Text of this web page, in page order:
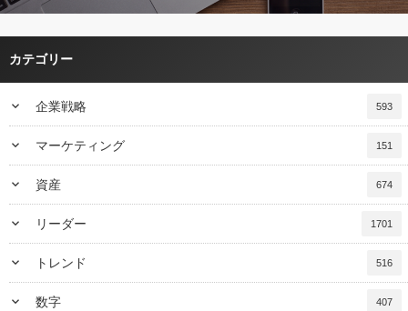
カテゴリー
keyboard_arrow_down 企業戦略 593
keyboard_arrow_down マーケティング 151
keyboard_arrow_down 資産 674
keyboard_arrow_down リーダー 1701
keyboard_arrow_down トレンド 516
keyboard_arrow_down 数字 407